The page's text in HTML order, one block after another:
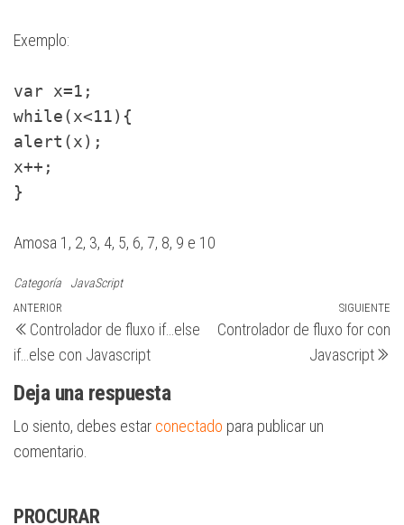
Exemplo:
var x=1;
while(x<11){
alert(x);
x++;
}
Amosa 1, 2, 3, 4, 5, 6, 7, 8, 9 e 10
Categoría JavaScript
Navegación
de
Entrada
anterior
ANTERIOR
Controlador de fluxo if…else
if…else con Javascript
SIGUIENTE
Controlador de fluxo for con
Javascript
Deja una respuesta
Lo siento, debes estar conectado para publicar un
comentario.
PROCURAR